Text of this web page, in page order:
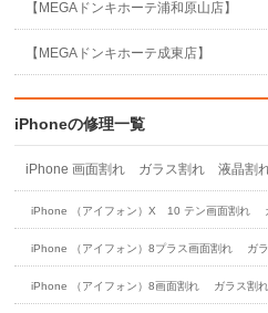
【MEGAドンキホーテ浦和原山店】
【MEGAドンキホーテ成東店】
iPhoneの修理一覧
iPhone 画面割れ ガラス割れ 液晶割
iPhone （アイフォン）X 10 テン画面割れ
iPhone （アイフォン）8プラス画面割れ ガ
iPhone （アイフォン）8画面割れ ガラス割